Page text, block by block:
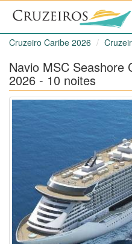
Cruzeiro Caribe 2026
Navio MSC Seashore
2026 - 10 noites